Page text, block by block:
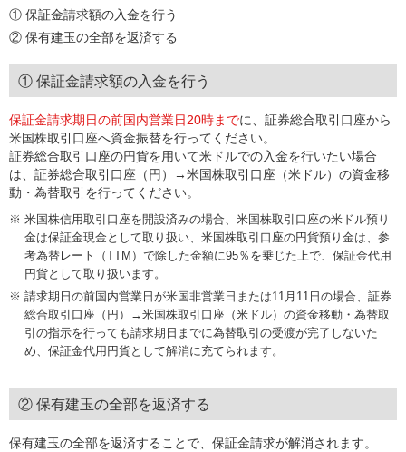
① 保証金請求額の入金を行う
② 保有建玉の全部を返済する
① 保証金請求額の入金を行う
保証金請求期日の前国内営業日20時までに、証券総合取引口座から
米国株取引口座へ資金振替を行ってください。
証券総合取引口座の円貨を用いて米ドルでの入金を行いたい場合
は、証券総合取引口座（円）→米国株取引口座（米ドル）の資金移
動・為替取引を行ってください。
米国株信用取引口座を開設済みの場合、米国株取引口座の米ドル預り
金は保証金現金として取り扱い、米国株取引口座の円貨預り金は、参
考為替レート（TTM）で除した金額に95％を乗じた上で、保証金代用
円貨として取り扱います。
請求期日の前国内営業日が米国非営業日または11月11日の場合、証券
総合取引口座（円）→米国株取引口座（米ドル）の資金移動・為替取
引の指示を行っても請求期日までに為替取引の受渡が完了しないた
め、保証金代用円貨として解消に充てられます。
② 保有建玉の全部を返済する
保有建玉の全部を返済することで、保証金請求が解消されます。